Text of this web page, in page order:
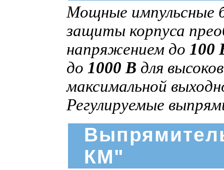
Мощные импульсные
защиты корпуса
напряжением до 100
до 1000 В для
максимальной
Регулируемые
КМ"